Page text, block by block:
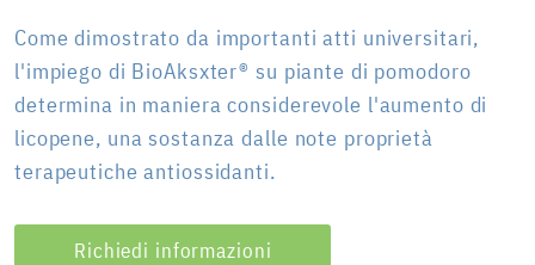
Come dimostrato da importanti atti universitari,
l'impiego di BioAksxter® su piante di pomodoro
determina in maniera considerevole l'aumento di
licopene, una sostanza dalle note proprietà
terapeutiche antiossidanti.
Richiedi informazioni